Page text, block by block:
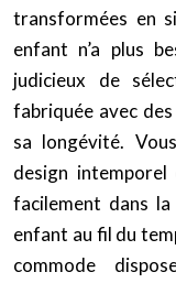
transformées en
enfant n’a plus
judicieux de
fabriquée avec
sa longévité.
design
facilement dans
enfant au fil du
commode